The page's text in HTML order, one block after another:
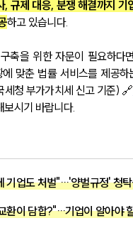
, 규제 대응, 분쟁 해결까지 기
하고 있습니다.
축을 위한 자문이 필요하다
맞춘 법률 서비스를 제공
세청 부가가치세 신고 기준) 🔗
보시기 바랍니다.
기업도 처벌"…'양벌규정' 청
환이 담합?"…기업이 알아야